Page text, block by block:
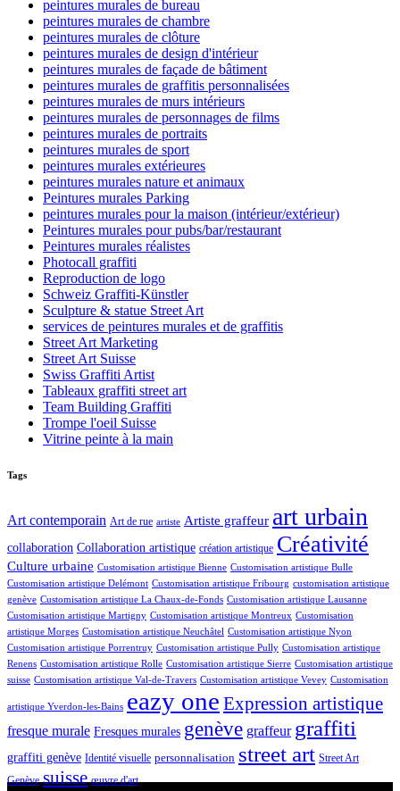
peintures murales de bureau
peintures murales de chambre
peintures murales de clôture
peintures murales de design d'intérieur
peintures murales de façade de bâtiment
peintures murales de graffitis personnalisées
peintures murales de murs intérieurs
peintures murales de personnages de films
peintures murales de portraits
peintures murales de sport
peintures murales extérieures
peintures murales nature et animaux
Peintures murales Parking
peintures murales pour la maison (intérieur/extérieur)
Peintures murales pour pubs/bar/restaurant
Peintures murales réalistes
Photocall graffiti
Reproduction de logo
Schweiz Graffiti-Künstler
Sculpture & statue Street Art
services de peintures murales et de graffitis
Street Art Marketing
Street Art Suisse
Swiss Graffiti Artist
Tableaux graffiti street art
Team Building Graffiti
Trompe l'oeil Suisse
Vitrine peinte à la main
Tags
Art contemporain Art de rue artiste Artiste graffeur art urbain
collaboration Collaboration artistique création artistique Créativité
Culture urbaine Customisation artistique Bienne Customisation artistique Bulle
Customisation artistique Delémont Customisation artistique Fribourg customisation artistique
genève Customisation artistique La Chaux-de-Fonds Customisation artistique Lausanne
Customisation artistique Martigny Customisation artistique Montreux Customisation
artistique Morges Customisation artistique Neuchâtel Customisation artistique Nyon
Customisation artistique Porrentruy Customisation artistique Pully Customisation artistique
Renens Customisation artistique Rolle Customisation artistique Sierre Customisation artistique
suisse Customisation artistique Val-de-Travers Customisation artistique Vevey Customisation
artistique Yverdon-les-Bains eazy one Expression artistique
fresque murale Fresques murales genève graffeur graffiti
graffiti genève Identité visuelle personnalisation street art Street Art
Genève suisse œuvre d'art